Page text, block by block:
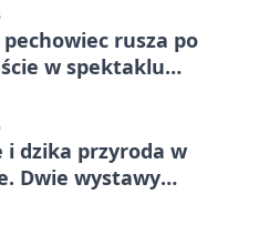
rusza po
w spektaklu
i dzika przyroda w
Dwie wystawy